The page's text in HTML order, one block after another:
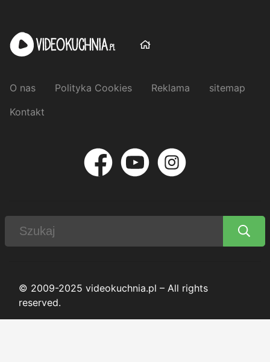
O nas Polityka Cookies Reklama
sitemap
Kontakt
© 2009-2025 videokuchnia.pl – All rights
reserved.